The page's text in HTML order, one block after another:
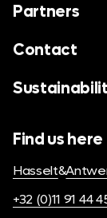
Partners
Contact
Find us here
Hasselt&
+32 (0)11 91 44